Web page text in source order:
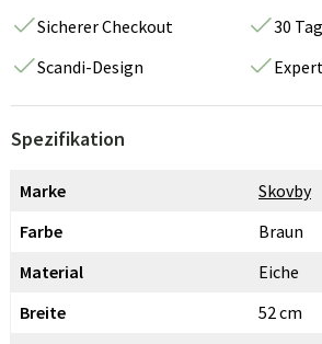
Sicherer Checkout
30
Scandi-Design
Spezifikation
Marke
Skovby
Farbe
Braun
Material
Eiche
Breite
52 cm